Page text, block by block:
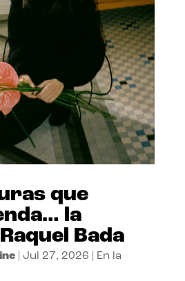
que
la
Bada
| Jul 27, 2026
En la